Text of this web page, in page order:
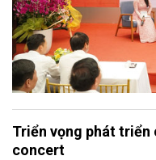
Triển vọng phát triển
concert